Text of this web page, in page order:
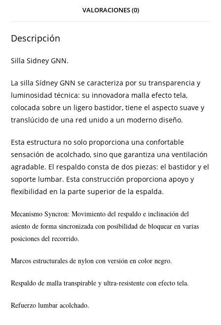
VALORACIONES (0)
Descripción
Silla Sidney GNN.
Lasilla Sídney GNN se caracteriza por su transparencia y
luminosidad técnica: su innovadora malla efecto tela,
colocada sobre un ligero bastidor, tiene el aspecto suave y
translúcido de una red unido a un moderno diseño.
Esta estructura no solo proporciona una confortable
sensación de acolchado, sino que garantiza una ventilación
agradable. El respaldo consta de dos piezas: el bastidor y el
soporte lumbar. Esta construcción proporciona apoyo y
flexibilidad en la parte superior de la espalda.
Mecanismo Syncron: Movimiento del respaldo e inclinación del
asiento de forma sincronizada con posibilidad de bloquear en varias
posiciones del recorrido.
Marcos estructurales de nylon con versión en color negro.
Respaldo de malla transpirable y ultra-resistente con efecto tela.
Refuerzo lumbar acolchado.